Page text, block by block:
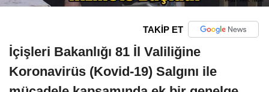
TAKİP ET
İçişleri Bakanlığı 81 İl Valiliğine
Koronavirüs (Kovid-19) Salgını ile